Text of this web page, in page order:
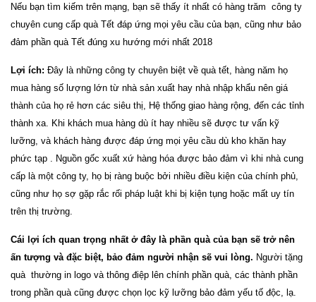
Nếu bạn tìm kiếm trên mạng, bạn sẽ thấy ít nhất có hàng trăm công ty
chuyên cung cấp quà Tết đáp ứng mọi yêu cầu của bạn, cũng như bảo
đảm phần quà Tết đúng xu hướng mới nhất 2018
Lợi ích: Đây là những công ty chuyên biệt về quà tết, hàng năm họ
mua hàng số lượng lớn từ nhà sản xuất hay nhà nhập khẩu nên giá
thành của họ rẻ hơn các siêu thị, Hệ thống giao hàng rộng, đến các tỉnh
thành xa. Khi khách mua hàng dù ít hay nhiều sẽ được tư vấn kỹ
lưỡng, và khách hàng được đáp ứng mọi yêu cầu dù kho khăn hay
phức tạp . Nguồn gốc xuất xứ hàng hóa được bảo đảm vì khi nhà cung
cấp là một công ty, họ bị ràng buộc bởi nhiều điều kiện của chính phủ,
cũng như họ sợ gặp rắc rối pháp luật khi bị kiện tụng hoặc mất uy tín
trên thị trường.
Cái lợi ích quan trọng nhất ở đây là phần quà của bạn sẽ trở nên
ấn tượng và đặc biệt, bảo đảm người nhận sẽ vui lòng. Người tặng
quà thường in logo và thông điệp lên chính phần quà, các thành phần
trong phần quà cũng được chọn lọc kỹ lưỡng bảo đảm yếu tố độc, lạ.